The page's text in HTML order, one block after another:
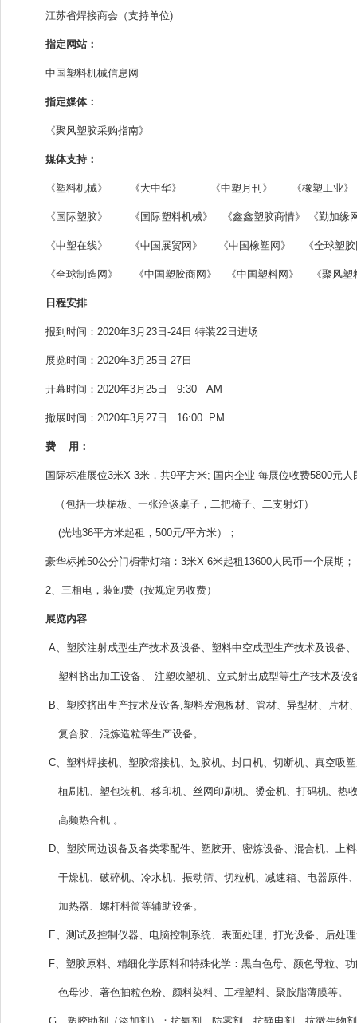
江苏省焊接商会（支持单位)
指定网站：
中国塑料机械信息网
指定媒体：
《聚风塑胶采购指南》
媒体支持：
《塑料机械》 《大中华》 《中塑月刊》 《橡塑工业》
《国际塑胶》 《国际塑料机械》 《鑫鑫塑胶商情》 《勤加缘
《中塑在线》 《中国展贸网》 《中国橡塑网》 《全球塑
《全球制造网》 《中国塑胶商网》 《中国塑料网》 《聚风塑
日程安排
报到时间：2020年3月23日-24日 特装22日进场
展览时间：2020年3月25日-27日
开幕时间：2020年3月25日 9:30 AM
撤展时间：2020年3月27日 16:00 PM
费 用：
国际标准展位3米X 3米，共9平方米; 国内企业 每展位收费5800元人
（包括一块楣板、一张洽谈桌子，二把椅子、二支射灯）
(光地36平方米起租，500元/平方米）；
豪华标摊50公分门楣带灯箱：3米X 6米起租13600人民币一个展期；
2、三相电，装卸费（按规定另收费）
展览内容
A、塑胶注射成型生产技术及设备、塑料中空成型生产技术及设备、
塑料挤出加工设备、 注塑吹塑机、立式射出成型等生产技术及设
B、塑胶挤出生产技术及设备,塑料发泡板材、管材、异型材、片材
复合胶、混炼造粒等生产设备。
C、塑料焊接机、塑胶熔接机、过胶机、封口机、切断机、真空吸
植刷机、塑包装机、移印机、丝网印刷机、烫金机、打码机、热
高频热合机 。
D、塑胶周边设备及各类零配件、塑胶开、密炼设备、混合机、上
干燥机、破碎机、冷水机、振动筛、切粒机、减速箱、电器原件
加热器、螺杆料筒等辅助设备。
E、测试及控制仪器、电脑控制系统、表面处理、打光设备、后处
F、塑胶原料、精细化学原料和特殊化学：黒白色母、颜色母粒、
色母沙、著色抽粒色粉、颜料染料、工程塑料、聚胺脂薄膜等。